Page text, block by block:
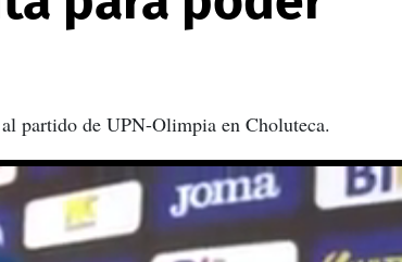
partido de UPN-Olimpia en Choluteca.